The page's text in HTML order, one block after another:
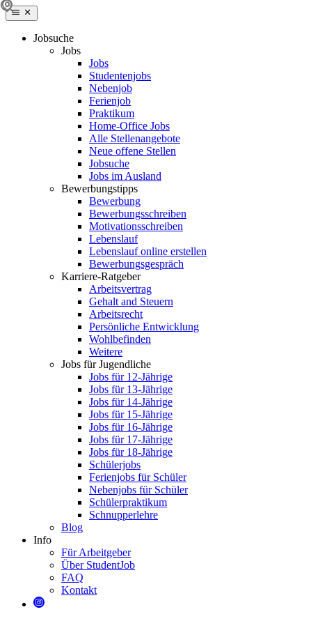
Jobsuche
Jobs
Jobs
Studentenjobs
Nebenjob
Ferienjob
Praktikum
Home-Office Jobs
Alle Stellenangebote
Neue offene Stellen
Jobsuche
Jobs im Ausland
Bewerbungstipps
Bewerbung
Bewerbungsschreiben
Motivationsschreiben
Lebenslauf
Lebenslauf online erstellen
Bewerbungsgespräch
Karriere-Ratgeber
Arbeitsvertrag
Gehalt and Steuern
Arbeitsrecht
Persönliche Entwicklung
Wohlbefinden
Weitere
Jobs für Jugendliche
Jobs für 12-Jährige
Jobs für 13-Jährige
Jobs für 14-Jährige
Jobs für 15-Jährige
Jobs für 16-Jährige
Jobs für 17-Jährige
Jobs für 18-Jährige
Schülerjobs
Ferienjobs für Schüler
Nebenjobs für Schüler
Schülerpraktikum
Schnupperlehre
Blog
Info
Für Arbeitgeber
Über StudentJob
FAQ
Kontakt